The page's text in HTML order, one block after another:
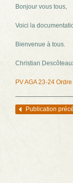
Bonjour vous tous,
Voici la
Bienvenue à tous.
Christian
PV AGA 23-24
Navigation des
Publication